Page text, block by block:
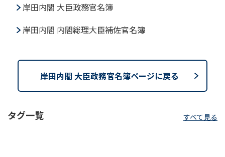
岸田内閣 大臣政務官名簿
岸田内閣 内閣総理大臣補佐官名簿
タグ一覧 すべて見る
岸田内閣 大臣政務官名簿ページに戻る